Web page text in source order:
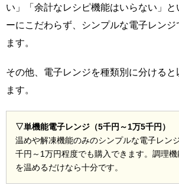
い」「余計なレシピ機能はいらない」と
ーにこだわらず、シンプルな電子レン
ます。
その他、電子レンジを種類別に分けると
ます。
▽単機能電子レンジ（5千円～1万5千円）
温めや解凍機能のみのシンプルな電子レン
千円～1万円程度でも購入できます。調理
を温めるだけなら十分です。